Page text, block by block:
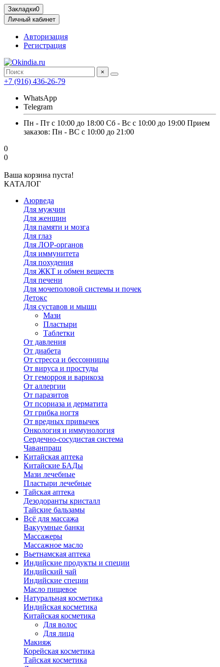
Закладки0
Личный кабинет
Авторизация
Регистрация
×
+7 (916) 436-26-79
WhatsApp
Telegram
Пн - Пт с 10:00 до 18:00 Сб - Вс с 10:00 до 19:00 Прием
заказов: Пн - ВС с 10:00 до 21:00
0
0
Ваша корзина пуста!
КАТАЛОГ
Аюрведа
Для мужчин
Для женщин
Для памяти и мозга
Для глаз
Для ЛОР-органов
Для иммунитета
Для похудения
Для ЖКТ и обмен веществ
Для печени
Для мочеполовой системы и почек
Детокс
Для суставов и мышц
Мази
Пластыри
Таблетки
От давления
От диабета
От стресса и бессонницы
От вируса и простуды
От геморроя и варикоза
От аллергии
От паразитов
От псориаза и дерматита
От грибка ногтя
От вредных привычек
Онкология и иммунология
Сердечно-сосудистая система
Чаванпраш
Китайская аптека
Китайские БАДы
Мази лечебные
Пластыри лечебные
Тайская аптека
Дезодоранты кристалл
Тайские бальзамы
Всё для массажа
Вакуумные банки
Массажеры
Массажное масло
Вьетнамская аптека
Индийские продукты и специи
Индийский чай
Индийские специи
Масло пищевое
Натуральная косметика
Индийская косметика
Китайская косметика
Для волос
Для лица
Макияж
Корейская косметика
Тайская косметика